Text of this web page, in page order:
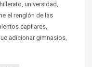
universidad,
el renglón de las
capilares,
adicionar gimnasios,